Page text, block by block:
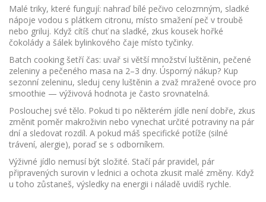
Malé triky, které fungují: nahraď bílé pečivo celozrnným, sladké
nápoje vodou s plátkem citronu, místo smažení peč v troubě
nebo griluj. Když cítíš chuť na sladké, zkus kousek hořké
čokolády a šálek bylinkového čaje místo tyčinky.
Batch cooking šetří čas: uvař si větší množství luštěnin, pečené
zeleniny a pečeného masa na 2–3 dny. Úsporný nákup? Kup
sezonní zeleninu, sleduj ceny luštěnin a zvaž mražené ovoce pro
smoothie — výživová hodnota je často srovnatelná.
Poslouchej své tělo. Pokud ti po některém jídle není dobře, zkus
změnit poměr makroživin nebo vynechat určité potraviny na pár
dní a sledovat rozdíl. A pokud máš specifické potíže (silné
trávení, alergie), poraď se s odborníkem.
Výživné jídlo nemusí být složité. Stačí pár pravidel, pár
připravených surovin v lednici a ochota zkusit malé změny. Když
u toho zůstaneš, výsledky na energii i náladě uvidíš rychle.